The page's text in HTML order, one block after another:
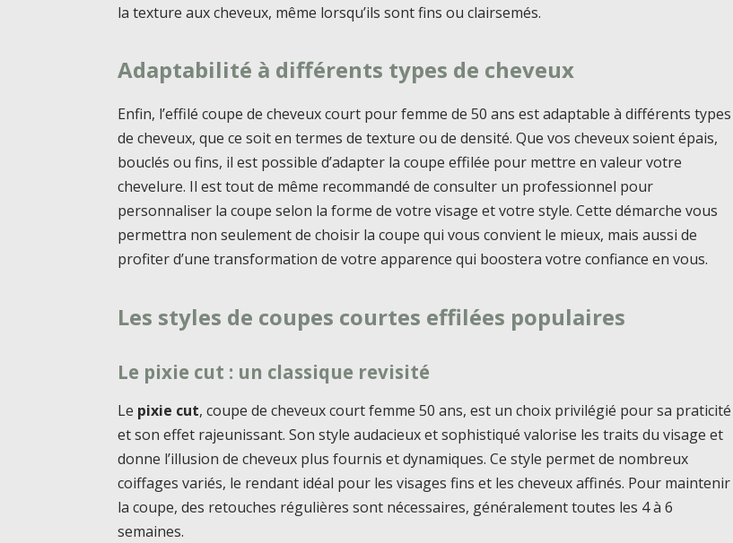
la texture aux cheveux, même lorsqu’ils sont fins ou clairsemés.
Adaptabilité à différents types de cheveux
Enfin, l’effilé coupe de cheveux court pour femme de 50 ans est adaptable à différents types
de cheveux, que ce soit en termes de texture ou de densité. Que vos cheveux soient épais,
bouclés ou fins, il est possible d’adapter la coupe effilée pour mettre en valeur votre
chevelure. Il est tout de même recommandé de consulter un professionnel pour
personnaliser la coupe selon la forme de votre visage et votre style. Cette démarche vous
permettra non seulement de choisir la coupe qui vous convient le mieux, mais aussi de
profiter d’une transformation de votre apparence qui boostera votre confiance en vous.
Les styles de coupes courtes effilées populaires
Le pixie cut : un classique revisité
Le pixie cut, coupe de cheveux court femme 50 ans, est un choix privilégié pour sa praticité
et son effet rajeunissant. Son style audacieux et sophistiqué valorise les traits du visage et
donne l’illusion de cheveux plus fournis et dynamiques. Ce style permet de nombreux
coiffages variés, le rendant idéal pour les visages fins et les cheveux affinés. Pour maintenir
la coupe, des retouches régulières sont nécessaires, généralement toutes les 4 à 6
semaines.